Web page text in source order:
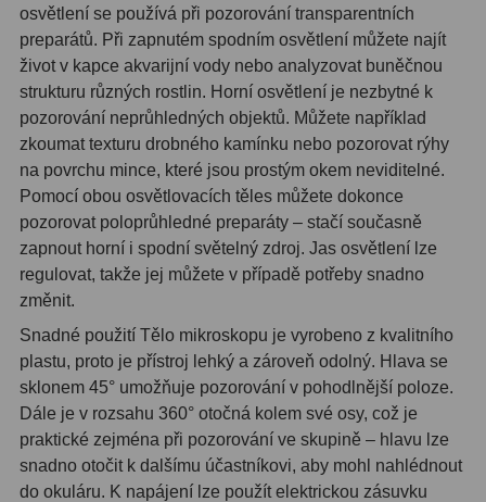
Ostatní6
Bazar 11
Dalekohledy8
Okuláry1
Ostatní2
osvětlení se používá při pozorování transparentních
preparátů. Při zapnutém spodním osvětlení můžete najít
život v kapce akvarijní vody nebo analyzovat buněčnou
strukturu různých rostlin. Horní osvětlení je nezbytné k
pozorování neprůhledných objektů. Můžete například
zkoumat texturu drobného kamínku nebo pozorovat rýhy
na povrchu mince, které jsou prostým okem neviditelné.
Pomocí obou osvětlovacích těles můžete dokonce
pozorovat poloprůhledné preparáty – stačí současně
zapnout horní i spodní světelný zdroj. Jas osvětlení lze
regulovat, takže jej můžete v případě potřeby snadno
změnit.
Snadné použití Tělo mikroskopu je vyrobeno z kvalitního
plastu, proto je přístroj lehký a zároveň odolný. Hlava se
sklonem 45° umožňuje pozorování v pohodlnější poloze.
Dále je v rozsahu 360° otočná kolem své osy, což je
praktické zejména při pozorování ve skupině – hlavu lze
snadno otočit k dalšímu účastníkovi, aby mohl nahlédnout
do okuláru. K napájení lze použít elektrickou zásuvku